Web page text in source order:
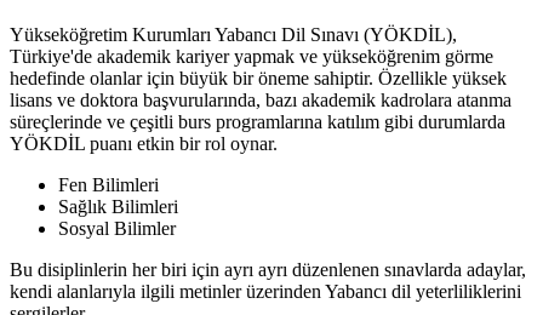
Yükseköğretim Kurumları Yabancı Dil Sınavı (YÖKDİL),
Türkiye'de akademik kariyer yapmak ve yükseköğrenim görme
hedefinde olanlar için büyük bir öneme sahiptir. Özellikle yüksek
lisans ve doktora başvurularında, bazı akademik kadrolara atanma
süreçlerinde ve çeşitli burs programlarına katılım gibi durumlarda
YÖKDİL puanı etkin bir rol oynar.
Fen Bilimleri
Sağlık Bilimleri
Sosyal Bilimler
Bu disiplinlerin her biri için ayrı ayrı düzenlenen sınavlarda adaylar,
kendi alanlarıyla ilgili metinler üzerinden Yabancı dil yeterliliklerini